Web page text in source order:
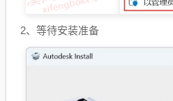
2、等待安装准备